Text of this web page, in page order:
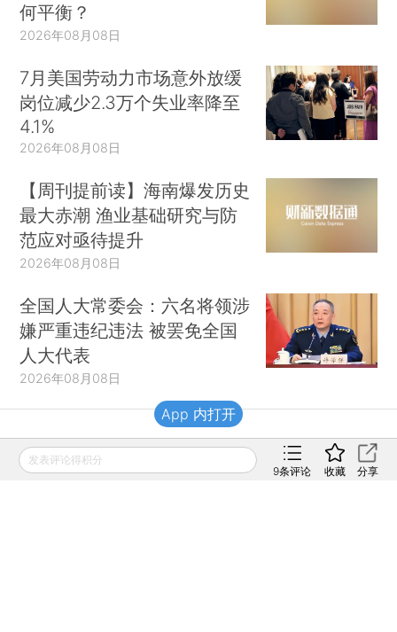
何平衡？
2026年08月08日
7月美国劳动力市场意外放缓
岗位减少2.3万个失业率降至
4.1%
2026年08月08日
【周刊提前读】海南爆发历史
最大赤潮 渔业基础研究与防
范应对亟待提升
2026年08月08日
全国人大常委会：六名将领涉
嫌严重违纪违法 被罢免全国
人大代表
2026年08月08日
财新移动
发表评论得积分
9条评论 收藏 分享
App 内打开